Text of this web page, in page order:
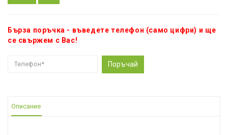
Бърза поръчка - въведете телефон (само цифри) и ще
се свържем с Вас!
Поръчай
Описание